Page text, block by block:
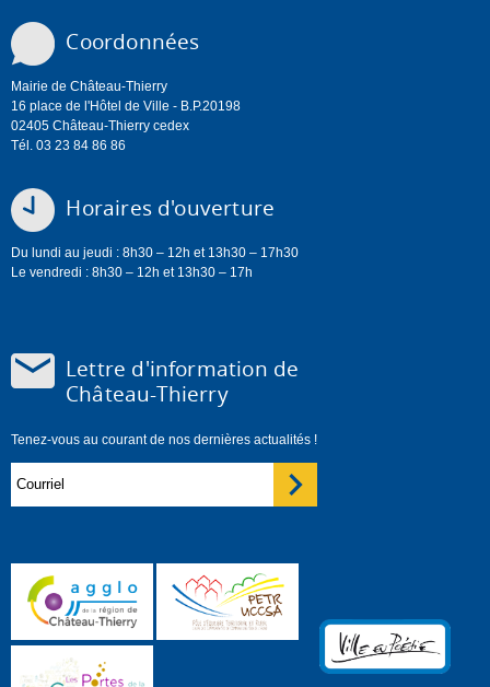
Coordonnées
Mairie de Château-Thierry
16 place de l'Hôtel de Ville - B.P.20198
02405 Château-Thierry cedex
Tél. 03 23 84 86 86
Horaires d'ouverture
Du lundi au jeudi : 8h30 – 12h et 13h30 – 17h30
Le vendredi : 8h30 – 12h et 13h30 – 17h
Lettre d'information de
Château-Thierry
Tenez-vous au courant de nos dernières actualités !